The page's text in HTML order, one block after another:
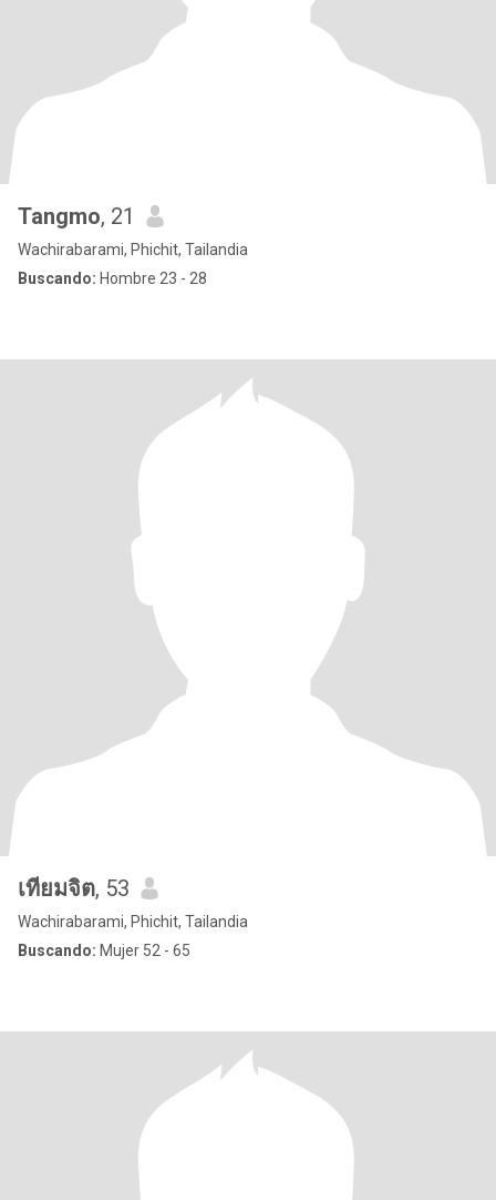
Tangmo, 21
Wachirabarami, Phichit, Tailandia
Buscando: Hombre 23 - 28
เทียมจิต, 53
Wachirabarami, Phichit, Tailandia
Buscando: Mujer 52 - 65